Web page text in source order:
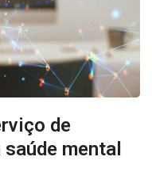
de
mental